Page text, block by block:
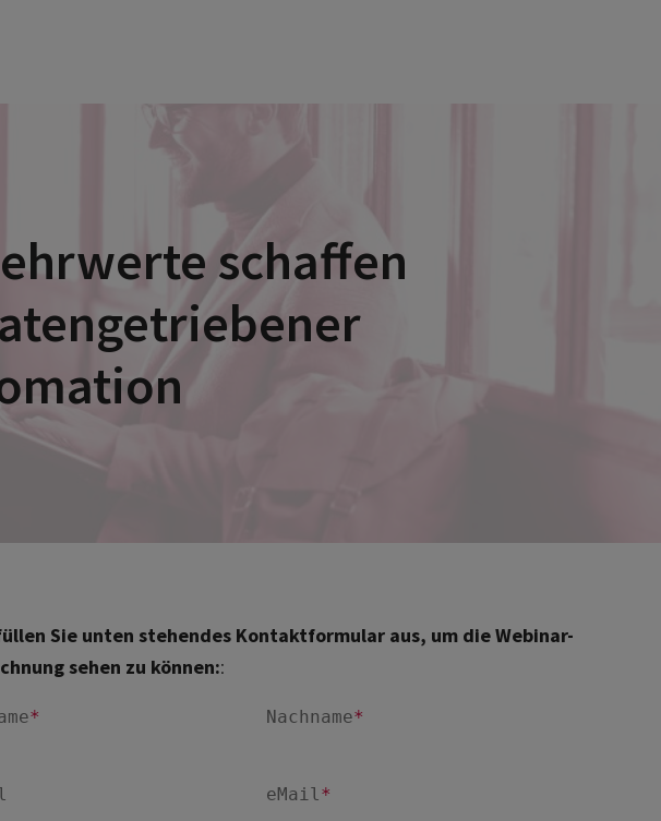
schaffen
Sie unten stehendes Kontaktformular aus, um die Webinar-
sehen zu können::